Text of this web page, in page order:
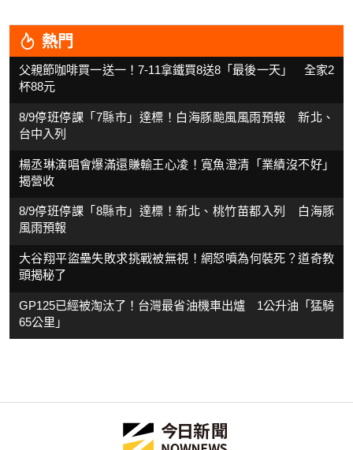
熱門
父親節咖啡買一送一！7-11拿鐵買8送8「最後一天」 全家2
杯88元
8/9停班停課「7縣市」達標！白海豚颱風風雨預報 新北、
台中入列
楊丞琳演唱會爆滿還賺輸王心凌！寬魚澄清「業績沒不好」
揭營收
8/9停班停課「8縣市」達標！新北、桃竹苗都入列 白海豚
風雨預報
大谷翔平盜壘失敗求挑戰被無視！網怒噴為何裝死？道奇教
頭揭秘了
GP125已經被淘汰了！台灣最省油機車出爐 1公升油「猛騎
65公里」